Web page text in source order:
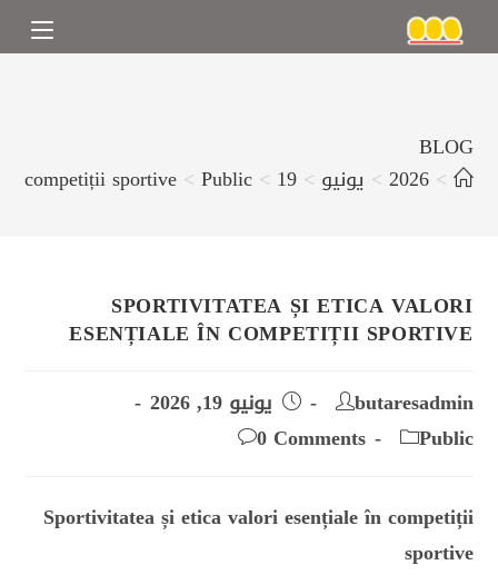
BLOG
>
2026
> يونيو >
19
>
Public
>
competiții sportive
SPORTIVITATEA ȘI ETICA VALORI
ESENȚIALE ÎN COMPETIȚII SPORTIVE
butaresadmin
يونيو 19, 2026
Public
0 Comments
Sportivitatea și etica valori esențiale în competiții
sportive